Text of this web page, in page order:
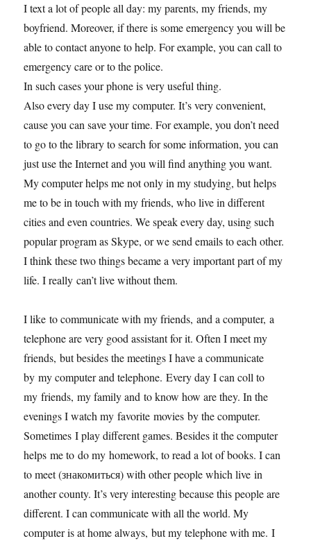
I text a lot of people all day: my parents, my friends, my
boyfriend. Moreover, if there is some emergency you will be
able to contact anyone to help. For example, you can call to
emergency care or to the police.
In such cases your phone is very useful thing.
Also every day I use my computer. It’s very convenient,
cause you can save your time. For example, you don’t need
to go to the library to search for some information, you can
just use the Internet and you will find anything you want.
My computer helps me not only in my studying, but helps
me to be in touch with my friends, who live in different
cities and even countries. We speak every day, using such
popular program as Skype, or we send emails to each other.
I think these two things became a very important part of my
life. I really can’t live without them.
I like to communicate with my friends, and a computer, a
telephone are very good assistant for it. Often I meet my
friends, but besides the meetings I have a communicate
by my computer and telephone. Every day I can coll to
my friends, my family and to know how are they. In the
evenings I watch my favorite movies by the computer.
Sometimes I play different games. Besides it the computer
helps me to do my homework, to read a lot of books. I can
to meet (знакомиться) with other people which live in
another county. It’s very interesting because this people are
different. I can communicate with all the world. My
computer is at home always, but my telephone with me. I